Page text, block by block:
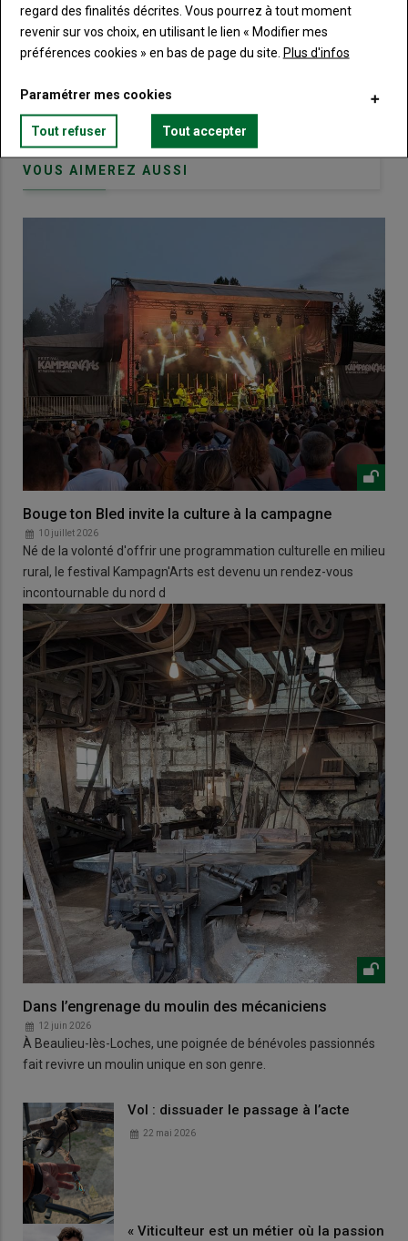
BodyChoisissez votre formule et créez votre
compte pour accéder à tout Terre de
Touraine.
Lien Créez un compte
VOUS AIMEREZ AUSSI
Bouge ton Bled invite la culture à la campagne
10 juillet 2026
Né de la volonté d'offrir une programmation culturelle en milieu
rural, le festival Kampagn'Arts est devenu un rendez-vous
incontournable du nord d
Dans l’engrenage du moulin des mécaniciens
12 juin 2026
À Beaulieu-lès-Loches, une poignée de bénévoles passionnés
fait revivre un moulin unique en son genre.
Vol : dissuader le passage à l’acte
22 mai 2026
« Viticulteur est un métier où la passion
regard des finalités décrites. Vous pourrez à tout moment
revenir sur vos choix, en utilisant le lien « Modifier mes
préférences cookies » en bas de page du site. Plus d'infos
Paramétrer mes cookies
Tout refuser Tout accepter